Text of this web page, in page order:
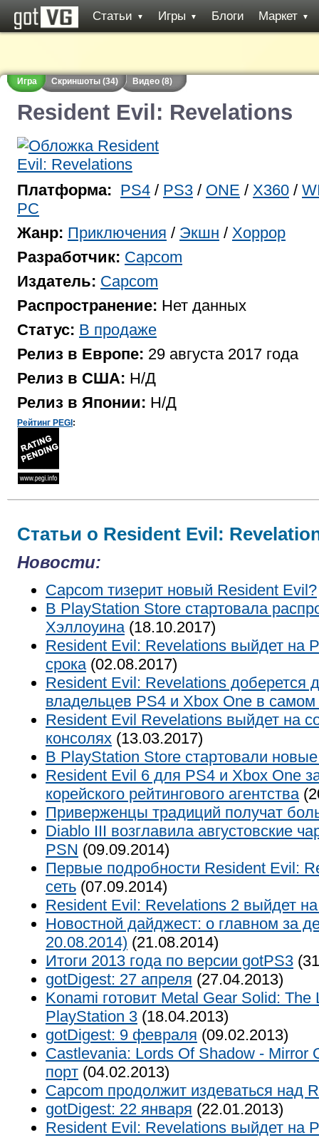
Статьи ▼ Игры ▼ Блоги Маркет ▼
Игра Скриншоты (34) Видео (8)
Resident Evil: Revelations
Платформа: PS4 / PS3 / ONE / X360 /
PC
Жанр: Приключения / Экшн / Хоррор
Разработчик: Capcom
Издатель: Capcom
Распространение: Нет данных
Статус: В продаже
Релиз в Европе: 29 августа 2017 года
Релиз в США: Н/Д
Релиз в Японии: Н/Д
Рейтинг PEGI :
Статьи о Resident Evil:
Новости:
Capcom тизерит новый Resident Evil?
В PlayStation Store стартовала
Хэллоуина(18.10.2017)
Resident Evil: Revelations выйдет на
срока(02.08.2017)
Resident Evil: Revelations доберется
владельцев PS4 и Xbox One в самом
Resident Evil Revelations выйдет на
консолях (13.03.2017)
В PlayStation Store стартовали
Resident Evil 6 для PS4 и Xbox One
корейского рейтингового агентства
Приверженцы традиций получат
Diablo III возглавила августовские
PSN (09.09.2014)
Первые подробности Resident Evil:
сеть (07.09.2014)
Resident Evil: Revelations 2 выйдет
Новостной дайджест: о главном за
20.08.2014) (21.08.2014)
Итоги 2013 года по версии gotPS3
gotDigest: 27 апреля (27.04.2013)
Konami готовит Metal Gear Solid:
PlayStation 3 (18.04.2013)
gotDigest: 9 февраля (09.02.2013)
Castlevania: Lords Of Shadow - Mirror
порт (04.02.2013)
Capcom продолжит издеваться над
gotDigest: 22 января (22.01.2013)
Resident Evil: Revelations выйдет на